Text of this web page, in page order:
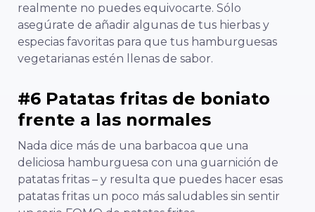
realmente no puedes equivocarte. Sólo
asegúrate de añadir algunas de tus hierbas y
especias favoritas para que tus hamburguesas
vegetarianas estén llenas de sabor.
#6 Patatas fritas de boniato
frente a las normales
Nada dice más de una barbacoa que una
deliciosa hamburguesa con una guarnición de
patatas fritas – y resulta que puedes hacer esas
patatas fritas un poco más saludables sin sentir